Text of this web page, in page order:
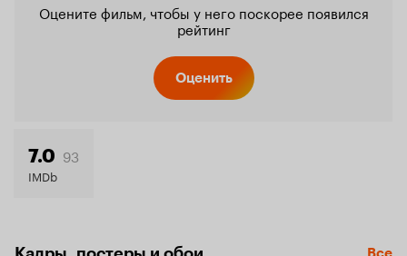
Оцените фильм, чтобы у него поскорее появился
рейтинг
Оценить
7.0 93
IMDb